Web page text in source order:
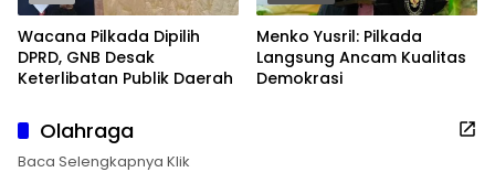
Wacana Pilkada Dipilih
DPRD, GNB Desak
Keterlibatan Publik Daerah
Menko Yusril: Pilkada
Langsung Ancam Kualitas
Demokrasi
Olahraga
Baca Selengkapnya Klik